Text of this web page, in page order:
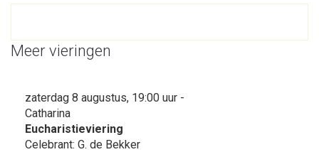
Meer vieringen
zaterdag 8 augustus, 19:00 uur -
Catharina
Eucharistieviering
Celebrant: G. de Bekker